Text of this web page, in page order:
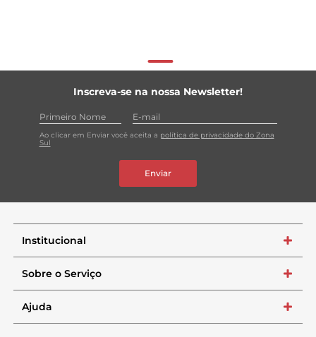
Inscreva-se na nossa Newsletter!
Ao clicar em Enviar você aceita a política de privacidade do Zona
Sul
Enviar
Institucional +
Sobre o Serviço +
Ajuda +